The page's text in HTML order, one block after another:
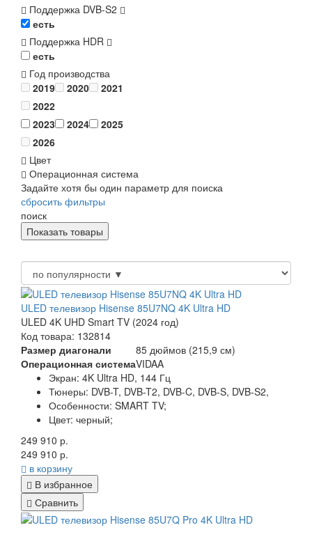
Поддержка DVB-S2
есть
Поддержка HDR
есть
Год производства
2019
2020
2021
2022
2023
2024
2025
2026
Цвет
Операционная система
Задайте хотя бы один параметр для поиска
сбросить фильтры
поиск
ULED телевизор Hisense 85U7NQ 4K Ultra HD
ULED 4K UHD Smart TV (2024 год)
Код товара: 132814
Размер диагонали
85 дюймов (215,9 см)
Операционная системаVIDAA
Экран: 4K Ultra HD, 144 Гц
Тюнеры: DVB-T, DVB-T2, DVB-C, DVB-S, DVB-S2,
Особенности: SMART TV;
Цвет: черный;
249 910 р.
249 910 р.
в корзину
В избранное
Сравнить